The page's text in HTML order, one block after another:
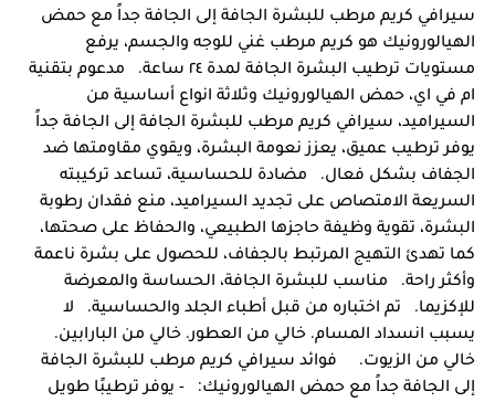
سيرافي كريم مرطب للبشرة الجافة إلى الجافة جداً مع حمض
الهيالورونيك هو كريم مرطب غني للوجه والجسم، يرفع
مستويات ترطيب البشرة الجافة لمدة ٢٤ ساعة. مدعوم بتقنية
ام في اي، حمض الهيالورونيك وثلاثة انواع أساسية من
السيراميد، سيرافي كريم مرطب للبشرة الجافة إلى الجافة جداً
يوفر ترطيب عميق، يعزز نعومة البشرة، ويقوي مقاومتها ضد
الجفاف بشكل فعال. مضادة للحساسية، تساعد تركيبته
السريعة الامتصاص على تجديد السيراميد، منع فقدان رطوبة
البشرة، تقوية وظيفة حاجزها الطبيعي، والحفاظ على صحتها،
كما تهدئ التهيج المرتبط بالجفاف، للحصول على بشرة ناعمة
وأكثر راحة. مناسب للبشرة الجافة، الحساسة والمعرضة
للإكزيما. تم اختباره من قبل أطباء الجلد والحساسية. لا
يسبب انسداد المسام. خالي من العطور. خالي من البارابين.
خالي من الزيوت. فوائد سيرافي كريم مرطب للبشرة الجافة
إلى الجافة جداً مع حمض الهيالورونيك: - يوفر ترطيبًا طويل